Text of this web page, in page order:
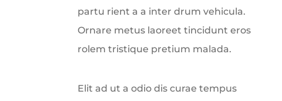
partu rient a a inter drum vehicula.
Ornare metus laoreet tincidunt eros
rolem tristique pretium malada.
Elit ad ut a odio dis curae tempus